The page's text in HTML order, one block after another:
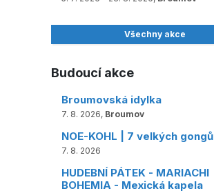
Všechny akce
Budoucí akce
Broumovská idylka
7. 8. 2026, Broumov
NOE-KOHL | 7 velkých gongů
7. 8. 2026
HUDEBNÍ PÁTEK - MARIACHI
BOHEMIA - Mexická kapela